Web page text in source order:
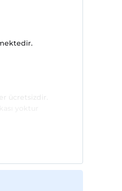
ücretsizdir.